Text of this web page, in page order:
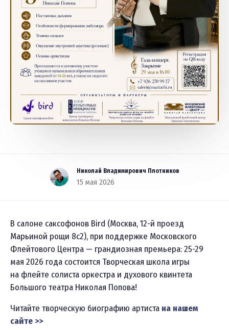
Николай Владимирович Плотников
15 мая 2026
В салоне саксофонов Bird (Москва,12-й проезд
Марьиной рощи 8с2), при поддержке Московского
Флейтового Центра — грандиозная премьера:25-29
мая 2026 года состоится Творческая школа игры
на флейте солиста оркестра и духового квинтета
Большого театра Николая Попова!
Читайте творческую биографию артиста на нашем
сайте >>